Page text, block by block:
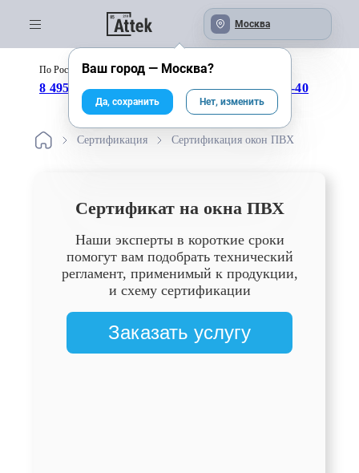
Москва
По России бесплатно:
8 495 246-04-43 8 800 333-25-40
Сертификация Сертификация окон ПВХ
Сертификат на окна ПВХ
Наши эксперты в короткие сроки
помогут вам подобрать технический
регламент, применимый к продукции,
и схему сертификации
Заказать услугу
Ваш город — Москва?
Да, сохранить Нет, изменить